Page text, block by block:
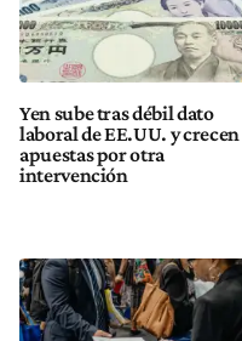
Yen sube tras débil dato
laboral de EE.UU. y crecen
apuestas por otra
intervención